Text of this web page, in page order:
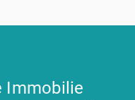
Immobilie